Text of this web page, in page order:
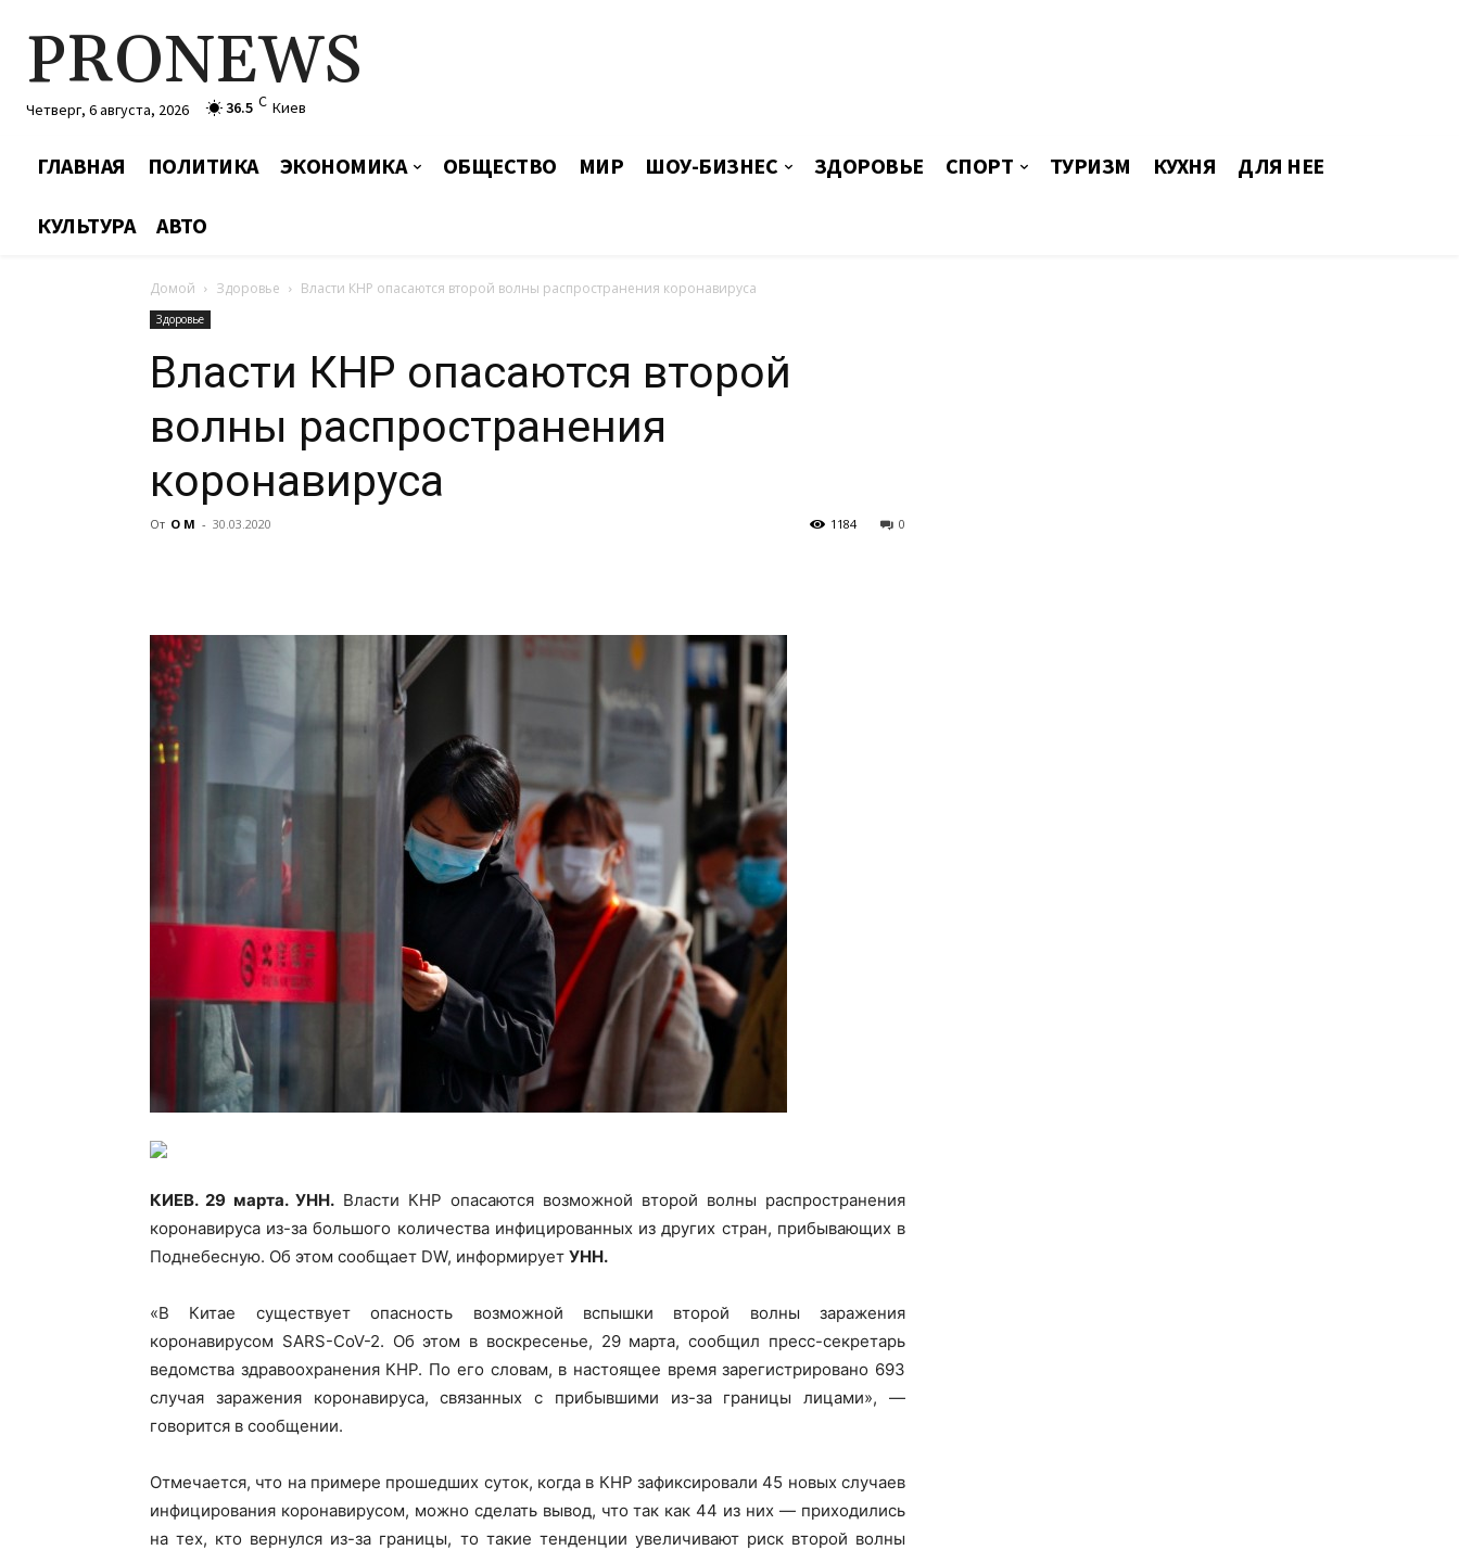
PRONEWS
Четверг, 6 августа, 2026 36.5 C Киев
ГЛАВНАЯ ПОЛИТИКА ЭКОНОМИКА ОБЩЕСТВО МИР ШОУ-БИЗНЕС ЗДОРОВЬЕ СПОРТ ТУРИЗМ КУХНЯ ДЛЯ НЕЕ
КУЛЬТУРА АВТО
Домой Здоровье Власти КНР опасаются второй волны распространения коронавируса
Здоровье
Власти КНР опасаются второй
волны распространения
коронавируса
От О М - 30.03.2020 0
1184
КИЕВ. 29 марта. УНН. Власти КНР опасаются возможной второй волны распространения
коронавируса из-за большого количества инфицированных из других стран, прибывающих в
Поднебесную. Об этом сообщает DW, информирует УНН.
«В Китае существует опасность возможной вспышки второй волны заражения
коронавирусом SARS-CoV-2. Об этом в воскресенье, 29 марта, сообщил пресс-секретарь
ведомства здравоохранения КНР. По его словам, в настоящее время зарегистрировано 693
случая заражения коронавируса, связанных с прибывшими из-за границы лицами», —
говорится в сообщении.
Отмечается, что на примере прошедших суток, когда в КНР зафиксировали 45 новых случаев
инфицирования коронавирусом, можно сделать вывод, что так как 44 из них — приходились
на тех, кто вернулся из-за границы, то такие тенденции увеличивают риск второй волны